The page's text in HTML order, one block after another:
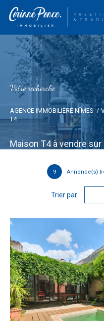
Votre recherche
AGENCE IMMOBILIÈRE NÎMES
T4
Maison T4 à vendre
9 Annonce(s)
Trier par